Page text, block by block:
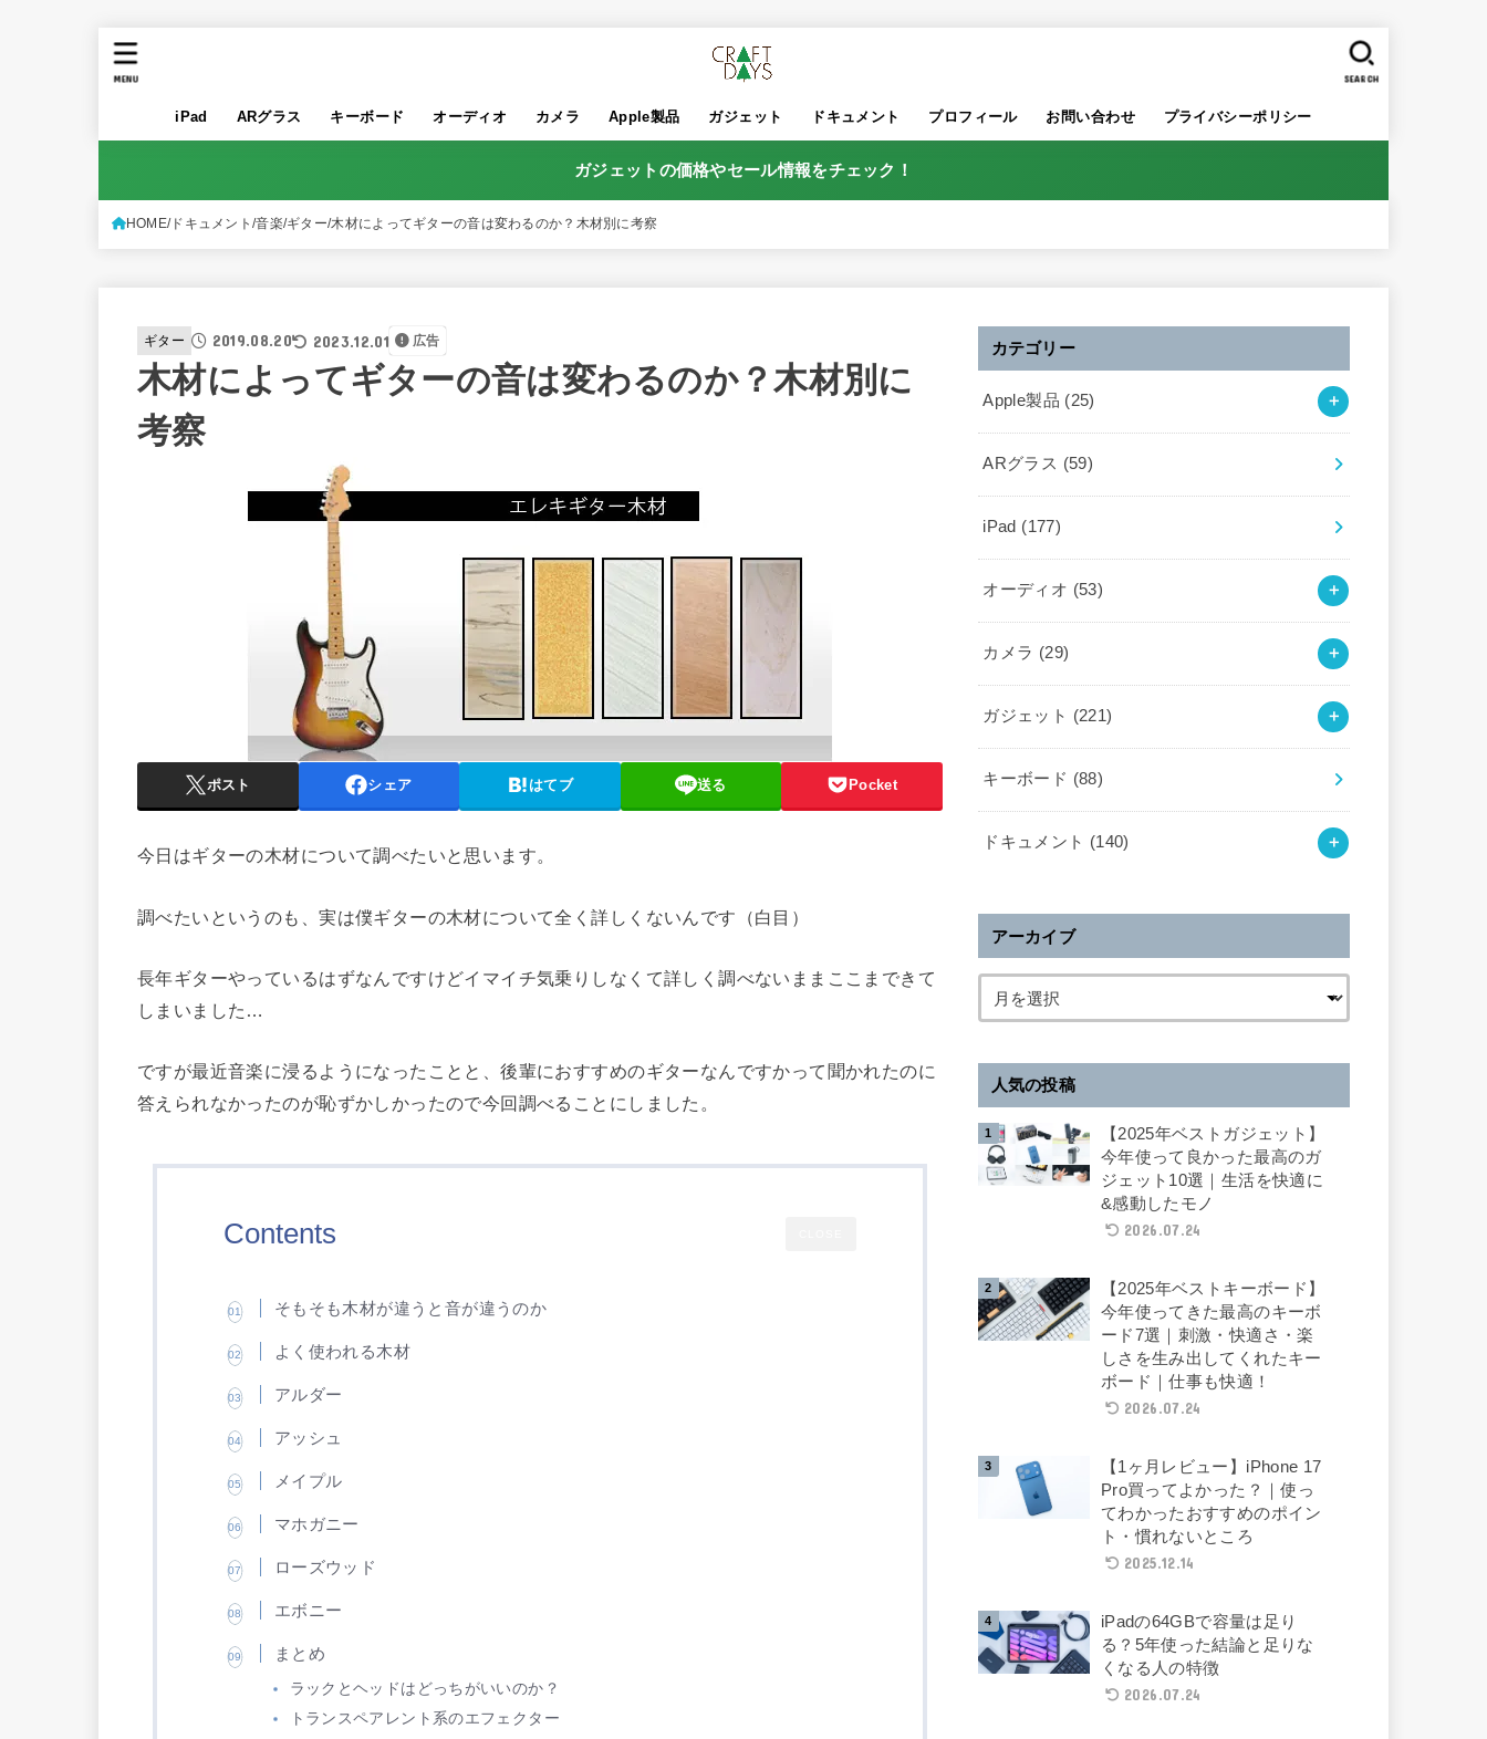
iPad ARグラス キーボード オーディオ カメラ Apple製品 ガジェット ドキュメント プロフィール お問い合わせ プライバシーポリシー
SEARCH
MENU
ガジェットの価格やセール情報をチェック！
HOME ドキュメント 音楽 ギター 木材によってギターの音は変わるのか？木材別に考察
ギター 2019.08.20 2023.12.01 広告
木材によってギターの音は変わるのか？木材別に
考察
ポスト シェア はてブ 送る Pocket
今日はギターの木材について調べたいと思います。
調べたいというのも、実は僕ギターの木材について全く詳しくないんです（白目）
長年ギターやっているはずなんですけどイマイチ気乗りしなくて詳しく調べないままここまできて
しまいました…
ですが最近音楽に浸るようになったことと、後輩におすすめのギターなんですかって聞かれたのに
答えられなかったのが恥ずかしかったので今回調べることにしました。
Contents
そもそも木材が違うと音が違うのか
よく使われる木材
アルダー
アッシュ
メイプル
マホガニー
ローズウッド
エボニー
まとめ
ラックとヘッドはどっちがいいのか？
トランスペアレント系のエフェクター
カテゴリー
Apple製品 (25)
ARグラス (59)
iPad (177)
オーディオ (53)
カメラ (29)
ガジェット (221)
キーボード (88)
ドキュメント (140)
アーカイブ
人気の投稿
【2025年ベストガジェット】
今年使って良かった最高のガ
ジェット10選｜生活を快適に
&感動したモノ
2026.07.24
【2025年ベストキーボード】
今年使ってきた最高のキーボ
ード7選｜刺激・快適さ・楽
しさを生み出してくれたキー
ボード｜仕事も快適！
2026.07.24
【1ヶ月レビュー】iPhone 17
Pro買ってよかった？｜使っ
てわかったおすすめのポイン
ト・慣れないところ
2025.12.14
iPadの64GBで容量は足り
る？5年使った結論と足りな
くなる人の特徴
2026.07.24